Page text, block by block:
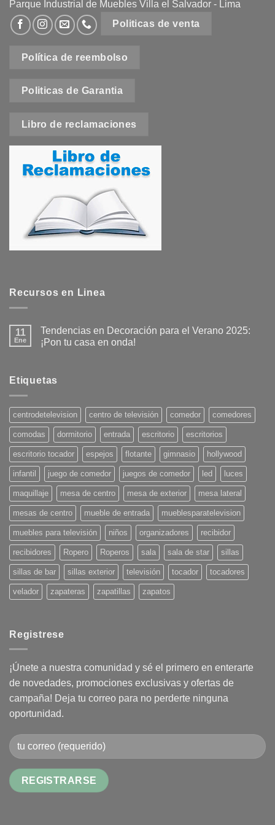
elegir
en
la
de
Parque Industrial de Muebles Villa el Salvador - Lima
Politicas de venta
Política de reembolso
Politicas de Garantia
Libro de reclamaciones
Recursos en Linea
11
Ene
Tendencias en Decoración para el Verano 2025:
¡Pon tu casa en onda!
en
Tendencias
para
el
Verano
2025:
¡Pon
tu
casa
en
onda!
Etiquetas
centrodetelevision centro de televisión comedor comedores
comodas dormitorio entrada escritorio escritorios
escritorio tocador espejos flotante gimnasio hollywood
infantil juego de comedor juegos de comedor led luces
maquillaje mesa de centro mesa de exterior mesa lateral
mesas de centro mueble de entrada mueblesparatelevision
muebles para televisión niños organizadores recibidor
recibidores Ropero Roperos sala sala de star sillas
sillas de bar sillas exterior televisión tocador tocadores
velador zapateras zapatillas zapatos
Registrese
¡Únete a nuestra comunidad y sé el primero en enterarte
de novedades, promociones exclusivas y ofertas de
campaña! Deja tu correo para no perderte ninguna
oportunidad.